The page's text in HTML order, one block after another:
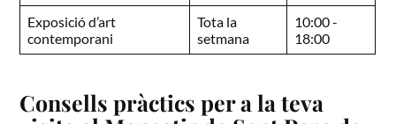
Exposició​ d’art
contemporani
Tota la
setmana
10:00 -​
18:00
Consells pràctics per a la teva